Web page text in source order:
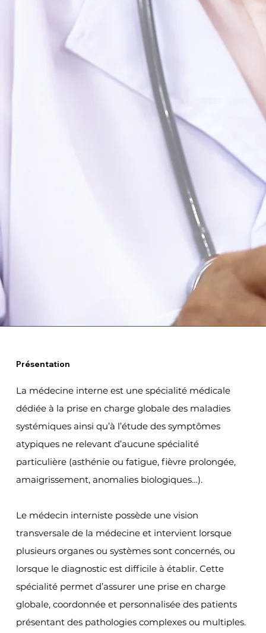
Présentation
La médecine interne est une spécialité médicale
dédiée à la prise en charge globale des maladies
systémiques ainsi qu’à l’étude des symptômes
atypiques ne relevant d’aucune spécialité
particulière (asthénie ou fatigue, fièvre prolongée,
amaigrissement, anomalies biologiques…).
Le médecin interniste possède une vision
transversale de la médecine et intervient lorsque
plusieurs organes ou systèmes sont concernés, ou
lorsque le diagnostic est difficile à établir. Cette
spécialité permet d’assurer une prise en charge
globale, coordonnée et personnalisée des patients
présentant des pathologies complexes ou multiples.